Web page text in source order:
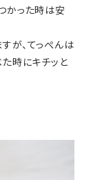
かった時は安
が、てっぺんは
時にキチッと